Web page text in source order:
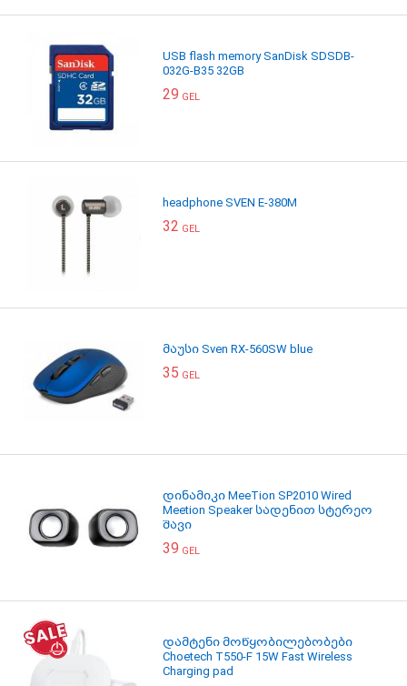
USB flash memory SanDisk SDSDB-
032G-B35 32GB
29 GEL
headphone SVEN E-380M
32 GEL
მაუსი Sven RX-560SW blue
35 GEL
დინამიკი MeeTion SP2010 Wired
Meetion Speaker სადენით სტერეო
შავი
39 GEL
დამტენი მოწყობილებობები
Choetech T550-F 15W Fast Wireless
Charging pad